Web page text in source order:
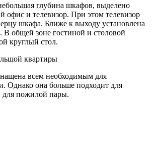
глубина шкафов, выделено
офис и телевизор. При этом телевизор
шкафа. Ближе к выходу установлена
В общей зоне гостиной и столовой
круглый стол.
всем необходимым для
Однако она больше подходит для
пожилой пары.